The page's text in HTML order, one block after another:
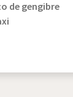
de gengibre